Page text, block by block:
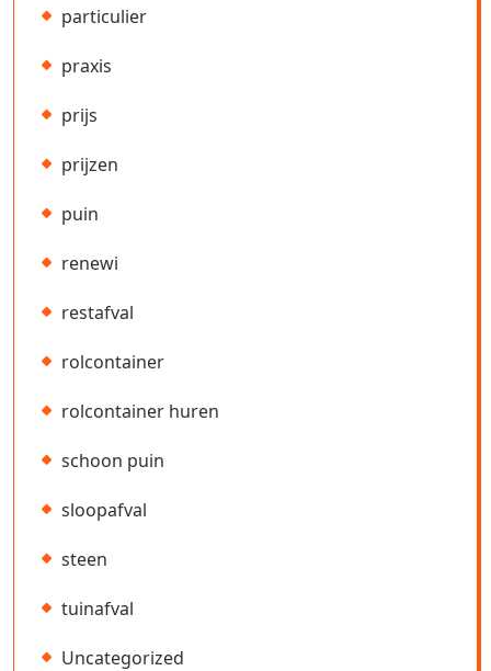
particulier
praxis
prijs
prijzen
puin
renewi
restafval
rolcontainer
rolcontainer huren
schoon puin
sloopafval
steen
tuinafval
Uncategorized